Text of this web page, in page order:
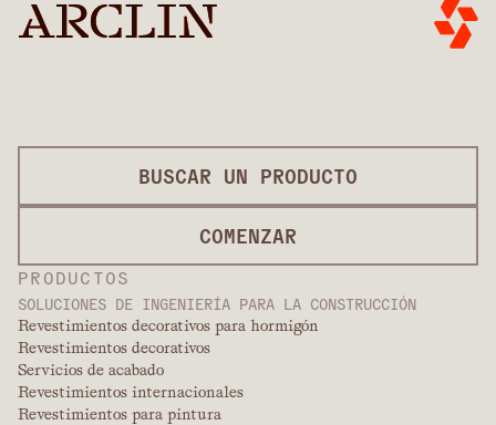
PRODUCTOS
SOLUCIONES DE INGENIERÍA PARA LA CONSTRUCCIÓN
Revestimientos decorativos para hormigón
Revestimientos decorativos
Servicios de acabado
Revestimientos internacionales
Revestimientos para pintura
BUSCAR UN PRODUCTO
COMENZAR